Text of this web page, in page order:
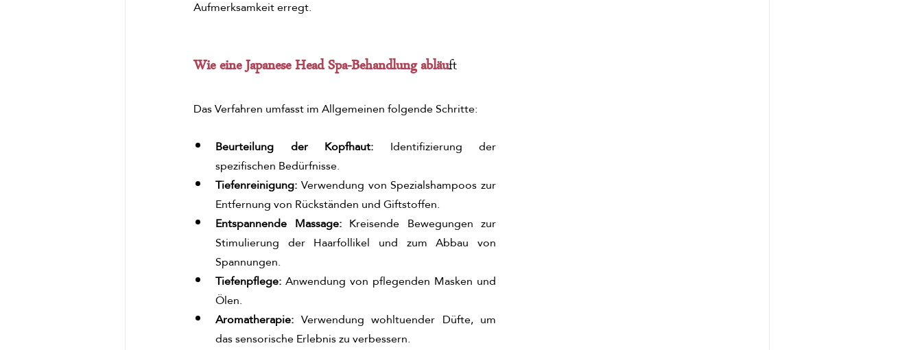
Aufmerksamkeit erregt.
Wie eine Japanese Head Spa-Behandlung abläuft
Das Verfahren umfasst im Allgemeinen folgende Schritte:
Beurteilung der Kopfhaut: Identifizierung der
spezifischen Bedürfnisse.
Tiefenreinigung: Verwendung von Spezialshampoos zur
Entfernung von Rückständen und Giftstoffen.
Entspannende Massage: Kreisende Bewegungen zur
Stimulierung der Haarfollikel und zum Abbau von
Spannungen.
Tiefenpflege: Anwendung von pflegenden Masken und
Ölen.
Aromatherapie: Verwendung wohltuender Düfte, um
das sensorische Erlebnis zu verbessern.